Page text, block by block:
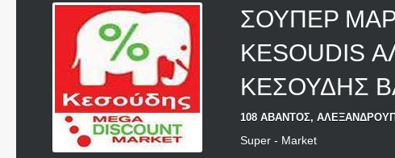
ΣΟΥΠΕΡ
KESOUDIS
ΚΕΣΟΥΔΗΣ
108 ΑΒΑΝΤΟΣ,
Super - Market